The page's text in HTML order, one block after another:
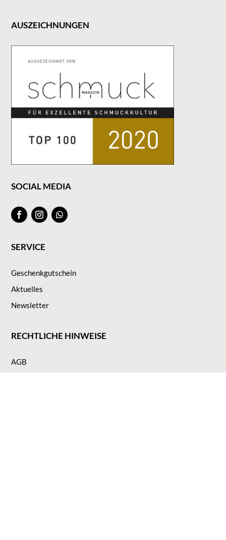
AUSZEICHNUNGEN
SOCIAL MEDIA
SERVICE
Geschenkgutschein
Aktuelles
Newsletter
RECHTLICHE HINWEISE
AGB